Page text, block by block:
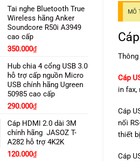
là:
150.000₫.
tại
là:
110.000₫.
Tai nghe Bluetooth True
Wireless hãng Anker
Soundcore R50i A3949
cao cấp
Giá
là:
525.000₫.
350.000₫Giá
tại
là:
350.000₫.
Hub chia 4 cổng USB 3.0
hỗ trợ cấp nguồn Micro
USB chính hãng Ugreen
50985 cao cấp
290.000₫
Cáp HDMI 2.0 dài 3M
chính hãng JASOZ T-
A282 hỗ trợ 4K2K
Giá
120.000₫Giá
MÔ
Thông
Cáp
in fax,
Cáp
nối
thiết
Cáp